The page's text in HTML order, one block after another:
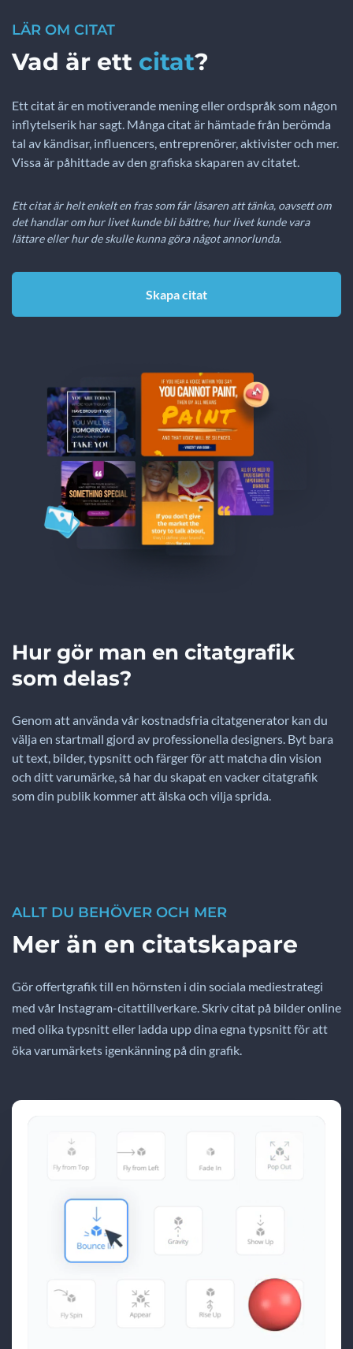
LÄR OM CITAT
Vad är ett citat?
Ett citat är en motiverande mening eller ordspråk som någon
inflytelserik har sagt. Många citat är hämtade från berömda
tal av kändisar, influencers, entreprenörer, aktivister och mer.
Vissa är påhittade av den grafiska skaparen av citatet.
Ett citat är helt enkelt en fras som får läsaren att tänka, oavsett om
det handlar om hur livet kunde bli bättre, hur livet kunde vara
lättare eller hur de skulle kunna göra något annorlunda.
Skapa citat
Hur gör man en citatgrafik
som delas?
Genom att använda vår kostnadsfria citatgenerator kan du
välja en startmall gjord av professionella designers. Byt bara
ut text, bilder, typsnitt och färger för att matcha din vision
och ditt varumärke, så har du skapat en vacker citatgrafik
som din publik kommer att älska och vilja sprida.
ALLT DU BEHÖVER OCH MER
Mer än en citatskapare
Gör offertgrafik till en hörnsten i din sociala mediestrategi
med vår Instagram-citattillverkare. Skriv citat på bilder online
med olika typsnitt eller ladda upp dina egna typsnitt för att
öka varumärkets igenkänning på din grafik.